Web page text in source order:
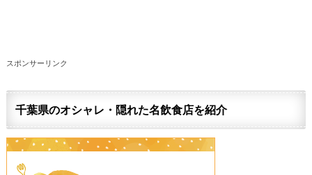
スポンサーリンク
千葉県のオシャレ・隠れた名飲食店を紹介